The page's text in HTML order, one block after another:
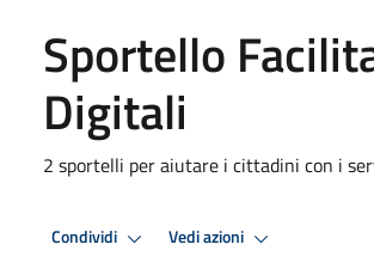
Sportello
Digitali
2 sportelli per aiutare i cittadini con i
Condividi Vedi azioni